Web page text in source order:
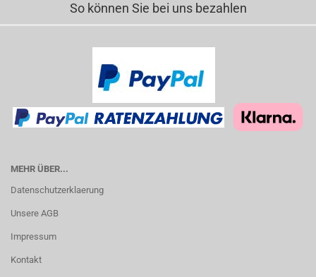
So können Sie bei uns bezahlen
MEHR ÜBER...
Datenschutzerklaerung
Unsere AGB
Impressum
Kontakt